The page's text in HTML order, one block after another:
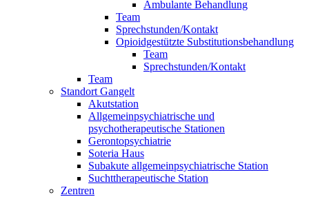
Ambulante Behandlung
Team
Sprechstunden/Kontakt
Opioidgestützte Substitutionsbehandlung
Team
Sprechstunden/Kontakt
Team
Standort Gangelt
Akutstation
Allgemeinpsychiatrische und
psychotherapeutische Stationen
Gerontopsychiatrie
Soteria Haus
Subakute allgemeinpsychiatrische Station
Suchttherapeutische Station
Zentren